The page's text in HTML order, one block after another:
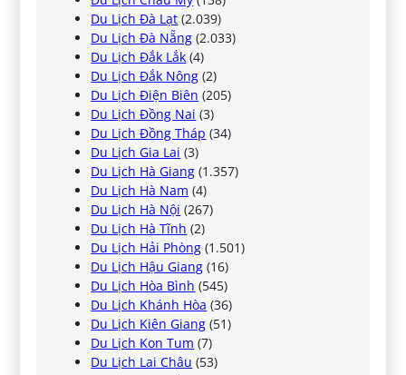
Du Lịch Đà Lạt (2.039)
Du Lịch Đà Nẵng (2.033)
Du Lịch Đắk Lắk (4)
Du Lịch Đắk Nông (2)
Du Lịch Điện Biên (205)
Du Lịch Đồng Nai (3)
Du Lịch Đồng Tháp (34)
Du Lịch Gia Lai (3)
Du Lịch Hà Giang (1.357)
Du Lịch Hà Nam (4)
Du Lịch Hà Nội (267)
Du Lịch Hà Tĩnh (2)
Du Lịch Hải Phòng (1.501)
Du Lịch Hậu Giang (16)
Du Lịch Hòa Bình (545)
Du Lịch Khánh Hòa (36)
Du Lịch Kiên Giang (51)
Du Lịch Kon Tum (7)
Du Lịch Lai Châu (53)